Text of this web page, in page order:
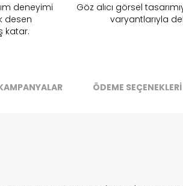
deneyimi
desen
katar.
Göz alıcı görsel
varyantlarıyla
ÖDEME SEÇENEKLERİ
posta adresinizden sizleri